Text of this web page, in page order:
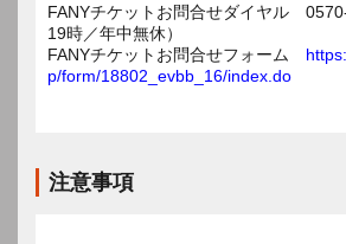
FANYチケットお問合せダイヤル
19時／年中無休）
FANYチケットお問合せフォーム
p/form/18802_evbb_16/index.do
注意事項